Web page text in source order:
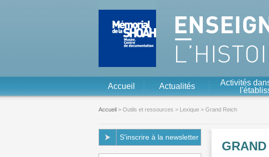
Accueil Actualités
Activités
Accueil > Outils et ressources > Lexique > Grand Reich
S'inscrire à la newsletter